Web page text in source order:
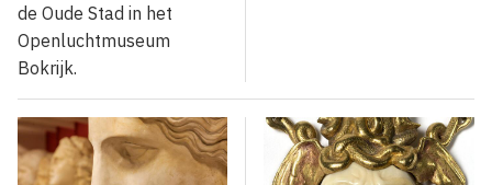
de Oude Stad in het
Openluchtmuseum
Bokrijk.